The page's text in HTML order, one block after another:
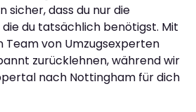
sicher, dass du nur die
die du tatsächlich benötigst. Mit
von Umzugsexperten
zurücklehnen, während wir
nach Nottingham für dich